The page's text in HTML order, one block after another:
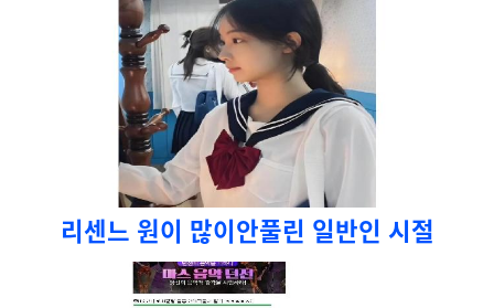
리센느 원이 많이안풀린 일반인 시절